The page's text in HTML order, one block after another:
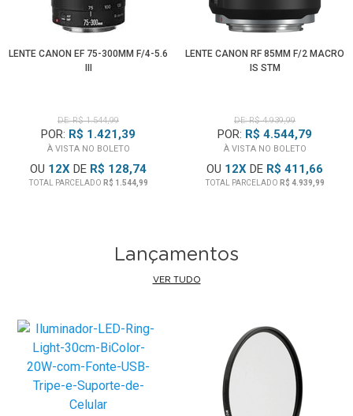
• Design resistente a poeira e água com revestimento de
• Colar de tripé giratório para trabalhar em cima de um tripé
Câmeras Canon RF Compatíveis:
Canon EOS C80
Canon EOS R6
Canon EOS R6 Mark II
Canon EOS R7
Canon EOS R8
LENTE CANON EF 75-300MM F/4-5.6
III
DE: R$ 1.544,99
POR: R$ 1.421,39
À VISTA NO BOLETO
OU 12X DE R$ 128,74
TOTAL PARCELADO R$ 1.544,99
LENTE CANON RF 85MM F/2 MACRO
IS STM
DE: R$ 4.939,99
POR: R$ 4.544,79
À VISTA NO BOLETO
OU 12X DE R$ 411,66
TOTAL PARCELADO R$ 4.939,99
Lançamentos
VER TUDO